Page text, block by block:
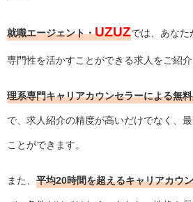
就職エージェント・UZUZでは、あなた
専門性を活かすことができる求人をご紹介
理系専門キャリアカウンセラーによる無
で、求人紹介の精度が高いだけでなく、
ことができます。
また、 平均20時間を超えるキャリアカウ